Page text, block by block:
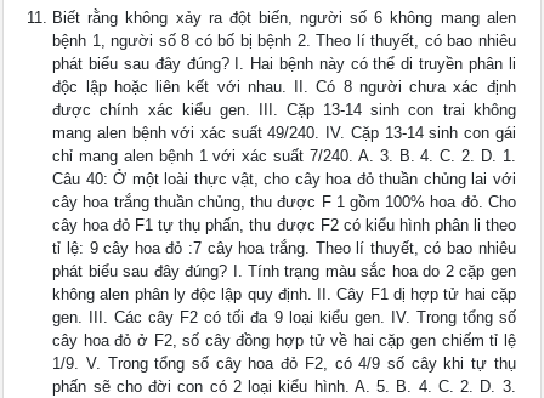
Biết rằng không xảy ra đột biến, người số 6 không mang alen
bệnh 1, người số 8 có bố bị bệnh 2. Theo lí thuyết, có bao nhiêu
phát biểu sau đây đúng? I. Hai bệnh này có thể di truyền phân li
độc lập hoặc liên kết với nhau. II. Có 8 người chưa xác định
được chính xác kiểu gen. III. Cặp 13-14 sinh con trai không
mang alen bệnh với xác suất 49/240. IV. Cặp 13-14 sinh con gái
chỉ mang alen bệnh 1 với xác suất 7/240. A. 3. B. 4. C. 2. D. 1.
Câu 40: Ở một loài thực vật, cho cây hoa đỏ thuần chủng lai với
cây hoa trắng thuần chủng, thu được F 1 gồm 100% hoa đỏ. Cho
cây hoa đỏ F1 tự thụ phấn, thu được F2 có kiểu hình phân li theo
tỉ lệ: 9 cây hoa đỏ :7 cây hoa trắng. Theo lí thuyết, có bao nhiêu
phát biểu sau đây đúng? I. Tính trạng màu sắc hoa do 2 cặp gen
không alen phân ly độc lập quy định. II. Cây F1 dị hợp tử hai cặp
gen. III. Các cây F2 có tối đa 9 loại kiểu gen. IV. Trong tổng số
cây hoa đỏ ở F2, số cây đồng hợp tử về hai cặp gen chiếm tỉ lệ
1/9. V. Trong tổng số cây hoa đỏ F2, có 4/9 số cây khi tự thụ
phấn sẽ cho đời con có 2 loại kiểu hình. A. 5. B. 4. C. 2. D. 3.